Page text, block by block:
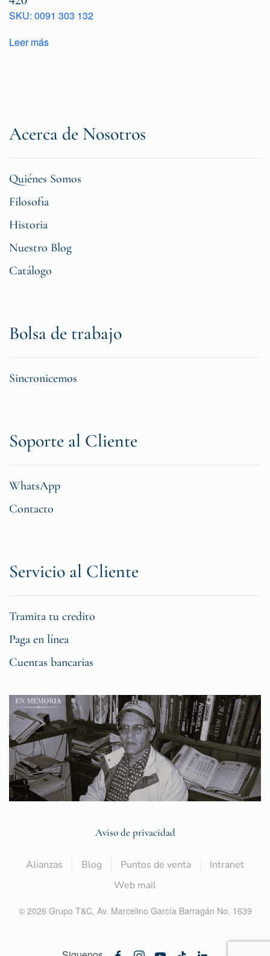
SKU: 0091 303 132
Leer más
Acerca de Nosotros
Quiénes Somos
Filosofia
Historia
Nuestro Blog
Catálogo
Bolsa de trabajo
Sincronicemos
Soporte al Cliente
WhatsApp
Contacto
Servicio al Cliente
Tramita tu credito
Paga en línea
Cuentas bancarias
Aviso de privacidad
Alianzas Blog Puntos de venta
Intranet
Web mail
© 2026 Grupo T&C, Av. Marcelino García Barragán No. 1639